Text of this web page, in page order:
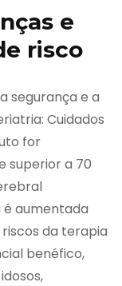
e
risco
segurança e a
Cuidados
for
superior a 70
aumentada
da terapia
benéfico,